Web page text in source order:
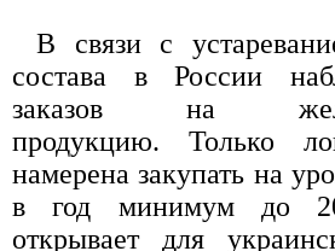
В связи с
состава в России
заказов на
продукцию. Только
намерена закупать на
в год минимум до
открывает для